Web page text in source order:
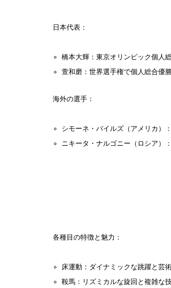
日本代表：
橋本大輝：東京オリンピック個人
萱和磨：世界選手権で個人総合優
海外の選手：
シモーネ・バイルズ（アメリカ）
ニキータ・ナルゴニー（ロシア）
各種目の特徴と魅力：
床運動：ダイナミックな跳躍と芸
鞍馬：リズミカルな旋回と複雑な